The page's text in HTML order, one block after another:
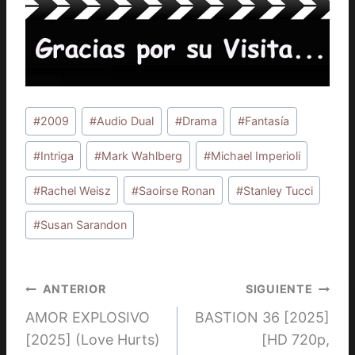
Etiquetas
de
la
entrada:
#2009 #Audio Dual #Drama #Fantasía
#Intriga #Mark Wahlberg #Michael Imperioli
#Rachel Weisz #Saoirse Ronan #Stanley Tucci
#Susan Sarandon
Navegación
de
ANTERIOR
AMOR EXPLOSIVO
[2025] (Love Hurts)
SIGUIENTE
BASTION 36 [2025]
[HD 720p,